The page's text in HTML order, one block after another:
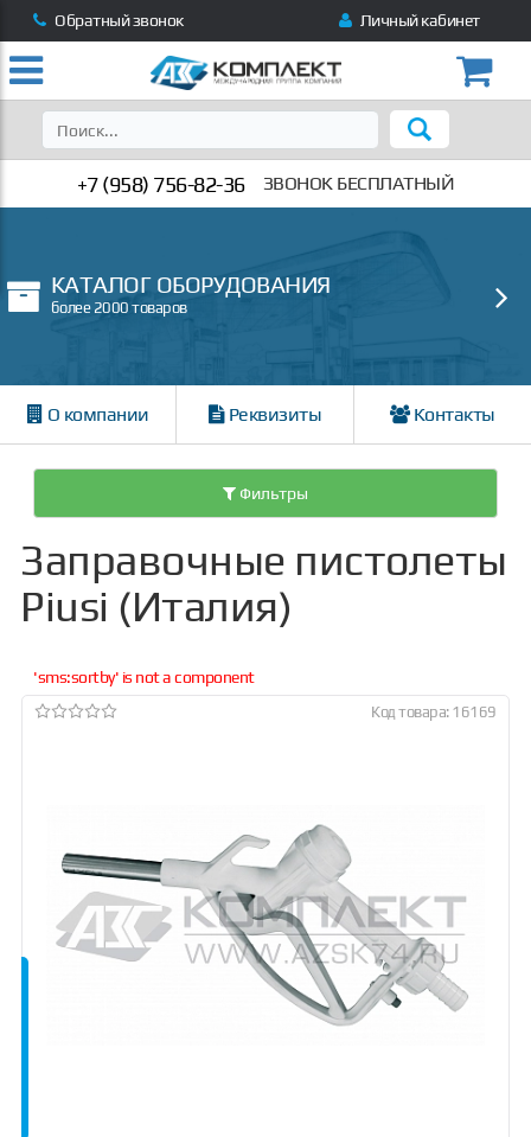
Обратный звонок Личный кабинет
+7 (958) 756-82-36 ЗВОНОК БЕСПЛАТНЫЙ
КАТАЛОГ ОБОРУДОВАНИЯ
более 2000 товаров
О компании Реквизиты Контакты
Фильтры
Заправочные пистолеты
Piusi (Италия)
'sms:sortby' is not a component
Код товара: 16169